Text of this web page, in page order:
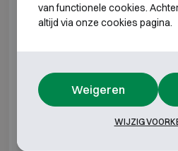
De Raat ET 1 H330
De Raat ET 2 H450
De Raat ET 3
De Raat ET 4 H810
van functionele cookies.
altijd via onze cookies pagina.
Weigeren
WIJZIG